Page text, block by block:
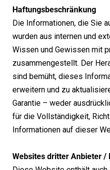
Haftungsbeschränkung
Die Informationen, die Sie
wurden aus internen und
Wissen und Gewissen mit
zusammengestellt. Der
sind bemüht, dieses
erweitern und zu
Garantie – weder
für die Vollständigkeit,
Informationen auf dieser
Websites dritter Anbieter /